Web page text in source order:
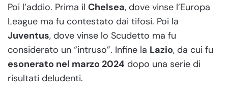
Poi l’addio. Prima il Chelsea, dove vinse l’Europa
League ma fu contestato dai tifosi. Poi la
Juventus, dove vinse lo Scudetto ma fu
considerato un “intruso”. Infine la Lazio, da cui fu
esonerato nel marzo 2024 dopo una serie di
risultati deludenti.